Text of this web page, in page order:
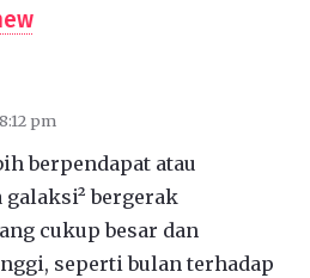
pm
berpendapat atau
galaksi² bergerak
cukup besar dan
seperti bulan terhadap